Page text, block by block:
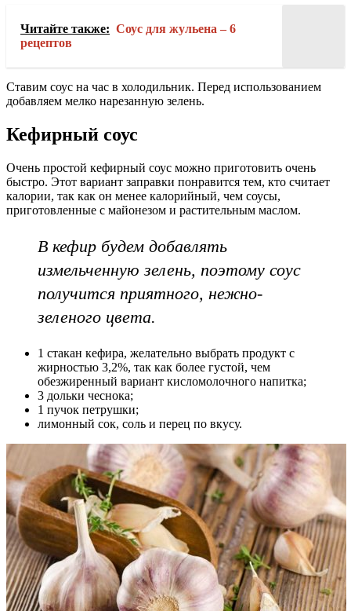
Читайте также: Соус для жульена – 6
рецептов
Ставим соус на час в холодильник. Перед использованием
добавляем мелко нарезанную зелень.
Кефирный соус
Очень простой кефирный соус можно приготовить очень
быстро. Этот вариант заправки понравится тем, кто считает
калории, так как он менее калорийный, чем соусы,
приготовленные с майонезом и растительным маслом.
В кефир будем добавлять
измельченную зелень, поэтому соус
получится приятного, нежно-
зеленого цвета.
1 стакан кефира, желательно выбрать продукт с
жирностью 3,2%, так как более густой, чем
обезжиренный вариант кисломолочного напитка;
3 дольки чеснока;
1 пучок петрушки;
лимонный сок, соль и перец по вкусу.